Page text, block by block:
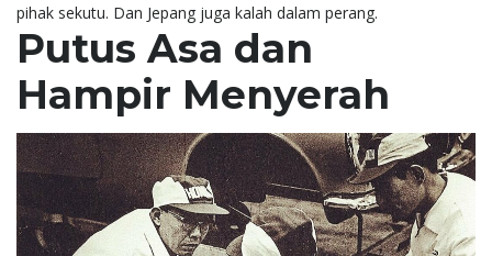
pihak sekutu. Dan Jepang juga kalah dalam perang.
Putus Asa dan
Hampir Menyerah